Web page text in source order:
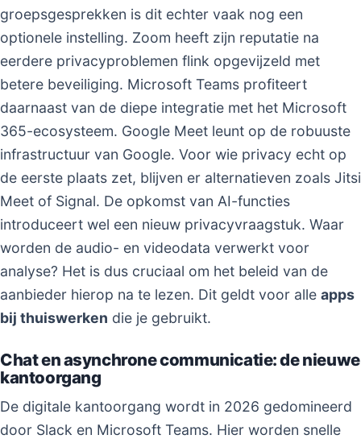
groepsgesprekken is dit echter vaak nog een
optionele instelling. Zoom heeft zijn reputatie na
eerdere privacyproblemen flink opgevijzeld met
betere beveiliging. Microsoft Teams profiteert
daarnaast van de diepe integratie met het Microsoft
365-ecosysteem. Google Meet leunt op de robuuste
infrastructuur van Google. Voor wie privacy echt op
de eerste plaats zet, blijven er alternatieven zoals Jitsi
Meet of Signal. De opkomst van AI-functies
introduceert wel een nieuw privacyvraagstuk. Waar
worden de audio- en videodata verwerkt voor
analyse? Het is dus cruciaal om het beleid van de
aanbieder hierop na te lezen. Dit geldt voor alle apps
bij thuiswerken die je gebruikt.
Chat en asynchrone communicatie: de nieuwe
kantoorgang
De digitale kantoorgang wordt in 2026 gedomineerd
door Slack en Microsoft Teams. Hier worden snelle